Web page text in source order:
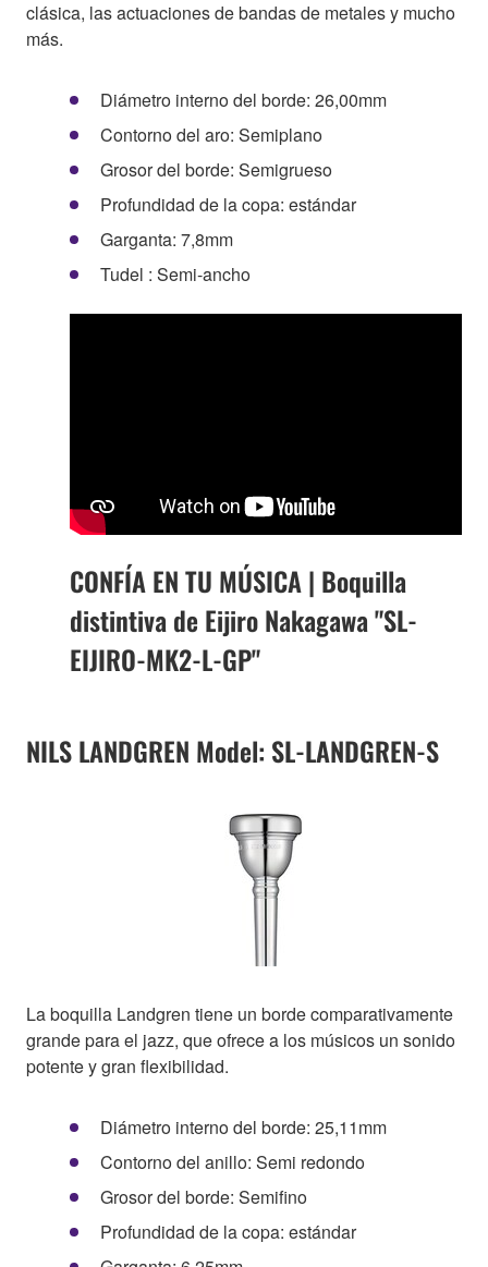
clásica, las actuaciones de bandas de metales y mucho
más.
Diámetro interno del borde: 26,00mm
Contorno del aro: Semiplano
Grosor del borde: Semigrueso
Profundidad de la copa: estándar
Garganta: 7,8mm
Tudel : Semi-ancho
CONFÍA EN TU MÚSICA | Boquilla
distintiva de Eijiro Nakagawa "SL-
EIJIRO-MK2-L-GP"
NILS LANDGREN Model: SL-LANDGREN-S
La boquilla Landgren tiene un borde comparativamente
grande para el jazz, que ofrece a los músicos un sonido
potente y gran flexibilidad.
Diámetro interno del borde: 25,11mm
Contorno del anillo: Semi redondo
Grosor del borde: Semifino
Profundidad de la copa: estándar